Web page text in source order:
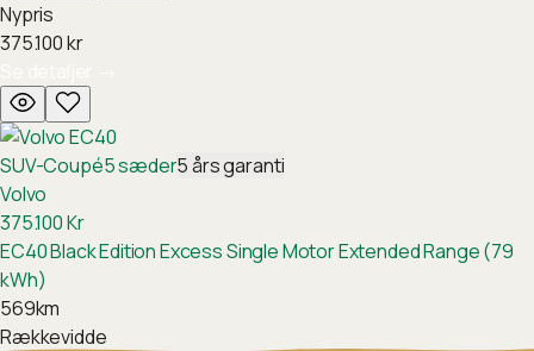
Nypris
375.100kr
SUV-Coupé5sæder5års garanti
Volvo
375.100Kr
EC40 Black Edition Excess Single Motor Extended Range (79
kWh)
569km
Rækkevidde